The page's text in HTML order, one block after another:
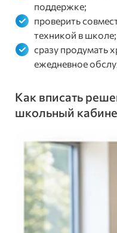
поддержке;
проверить
техникой в школе;
сразу продумать
ежедневное
Как вписать
школьный